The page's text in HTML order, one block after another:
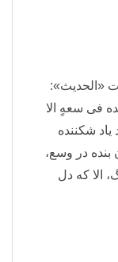
«الحدیث»:
فی سعهٍ الا
شکننده
بنده در وسع،
الا که دل